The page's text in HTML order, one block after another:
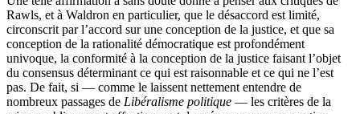
Rawls, et à Waldron en particulier, que le désaccord est limité,
circonscrit par l’accord sur une conception de la justice, et que sa
conception de la rationalité démocratique est profondément
univoque, la conformité à la conception de la justice faisant l’objet
du consensus déterminant ce qui est raisonnable et ce qui ne l’est
pas. De fait, si — comme le laissent nettement entendre de
nombreux passages de Libéralisme politique — les critères de la